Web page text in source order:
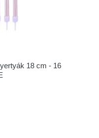
18 cm - 16